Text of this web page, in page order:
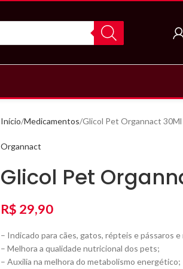
Início Medicamentos Glicol Pet Organnact 30Ml
Organnact
Glicol Pet
R$ 29,90
– Indicado para cães, gatos, répteis e pássaros
– Melhora a qualidade nutricional dos pets;
– Auxilia na melhora do metabolismo energético;